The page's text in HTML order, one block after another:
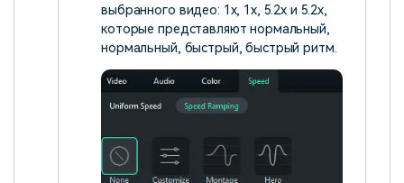
выбранного видео: 1x, 1x, 5.2x и 5.2x,
которые представляют нормальный,
нормальный, быстрый, быстрый ритм.